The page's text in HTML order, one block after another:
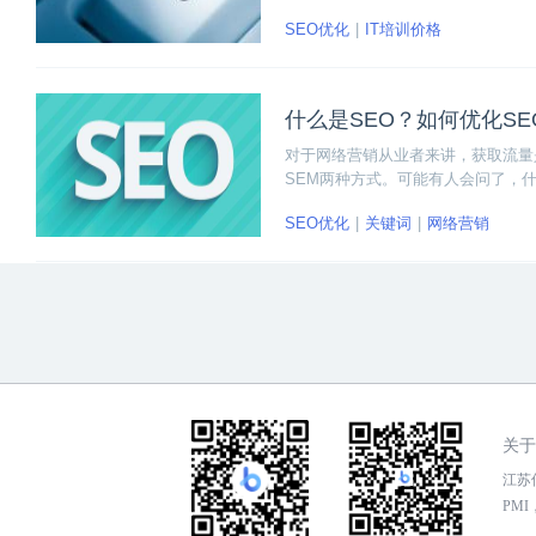
题不外乎就是，SEO优化培训多少
SEO优化 IT培训价格
什么是SEO？如何优化
对于网络营销从业者来讲，获取流
SEM两种方式。可能有人会问了，
SEO优化
关键词 网络营销
关
江苏
PMI